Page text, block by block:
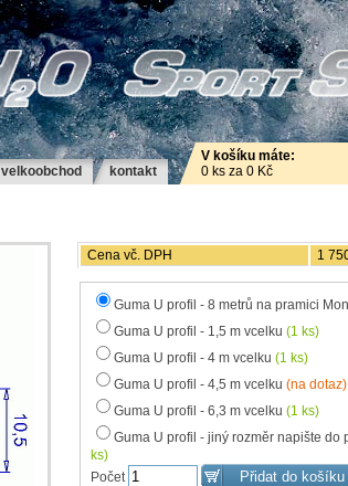
velkoobchod kontakt
V košíku máte:
0 ks za 0 Kč
Cena vč. DPH 1
Guma U profil - 8 metrů na pramici
Guma U profil - 1,5 m vcelku (1 ks)
Guma U profil - 4 m vcelku (1 ks)
Guma U profil - 4,5 m vcelku (na dotaz)
Guma U profil - 6,3 m vcelku (1 ks)
Guma U profil - jiný rozměr napište do
ks)
Počet